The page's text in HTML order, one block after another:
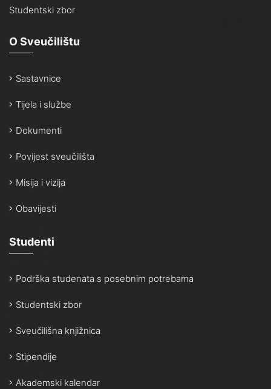
Studentski zbor
O Sveučilištu
Sastavnice
Tijela i službe
Dokumenti
Povijest sveučilišta
Misija i vizija
Obavijesti
Studenti
Podrška studenata s posebnim potrebama
Studentski zbor
Sveučilišna knjižnica
Stipendije
Akademski kalendar